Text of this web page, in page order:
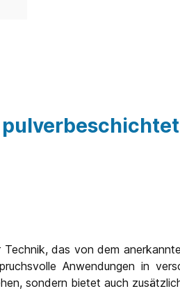
das von dem
Anwendungen in
sondern bietet auch